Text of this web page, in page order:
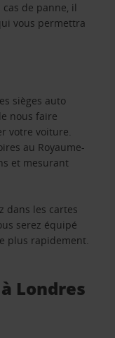
de panne, il
vous permettra
sièges auto
nous faire
votre voiture.
au Royaume-
et mesurant
dans les cartes
serez équipé
plus rapidement.
Londres